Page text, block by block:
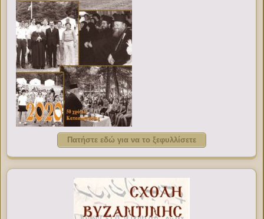
Πατήστε εδώ για να το ξεφυλλίσετε